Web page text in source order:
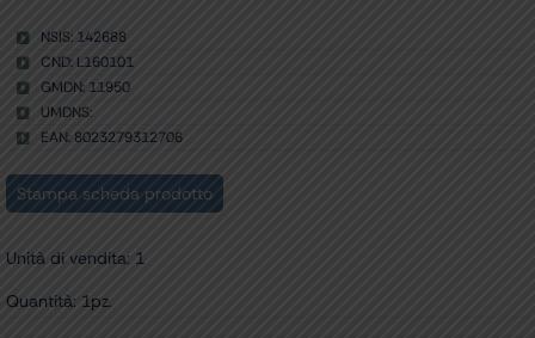
NSIS: 142688
CND: L160101
GMDN: 11950
UMDNS:
EAN: 8023279312706
Stampa scheda prodotto
Unità di vendita: 1
Quantità: 1pz.